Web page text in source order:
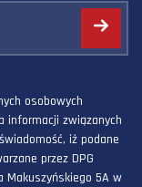
osobowych
informacji związanych
iż podane
przez DPG
Makuszyńskiego 5A w